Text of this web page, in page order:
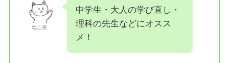
ねこ吉
中学生・大人の学び直し・
理科の先生などにオスス
メ！